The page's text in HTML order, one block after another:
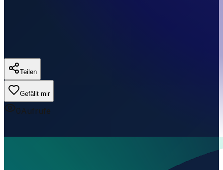
Teilen
Gefällt mir
0Aufrufe